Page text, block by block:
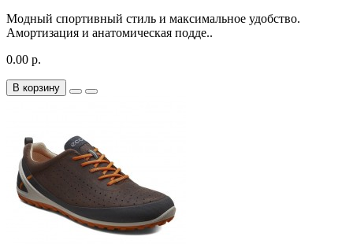
Модный спортивный стиль и максимальное удобство.
Амортизация и анатомическая подде..
0.00 р.
В корзину